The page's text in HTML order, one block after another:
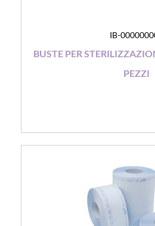
IB-
BUSTE PER
PEZZI